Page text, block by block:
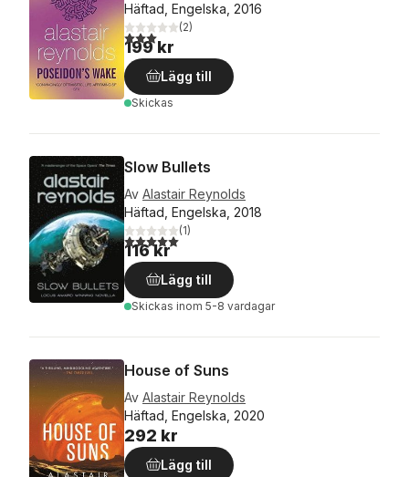
Häftad, Engelska, 2016
3,0utav 5 stjärnor. Totalt antal röster:
(2)
199 kr
Lägg till
Skickas
Slow Bullets
Av Alastair Reynolds
Häftad, Engelska, 2018
5,0utav 5 stjärnor. Totalt antal röster:
(1)
116 kr
Lägg till
Skickas inom 5-8 vardagar
House of Suns
Av Alastair Reynolds
Häftad, Engelska, 2020
292 kr
Lägg till